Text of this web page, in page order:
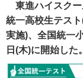
東進ハイスク
統一高校生テス
実施)、全国統一
日(木)に開始した。